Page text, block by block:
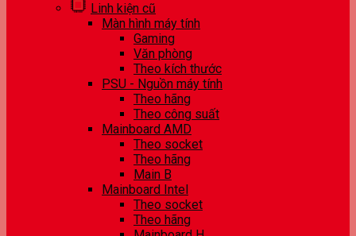
Linh kiện cũ
Màn hình máy tính
Gaming
Văn phòng
Theo kích thước
PSU - Nguồn máy tính
Theo hãng
Theo công suất
Mainboard AMD
Theo socket
Theo hãng
Main B
Mainboard Intel
Theo socket
Theo hãng